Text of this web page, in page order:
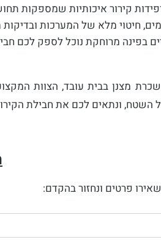
קירור איכותיות שמספקות
חיטוי מלא של המערכות ובדיקות
בפינה מרוחקת נוכל לספק לכם
מצנן בבית עובד, הצוות
השטח, ונתאים לכם את חבילת
פרטים ונחזור בהקדם: